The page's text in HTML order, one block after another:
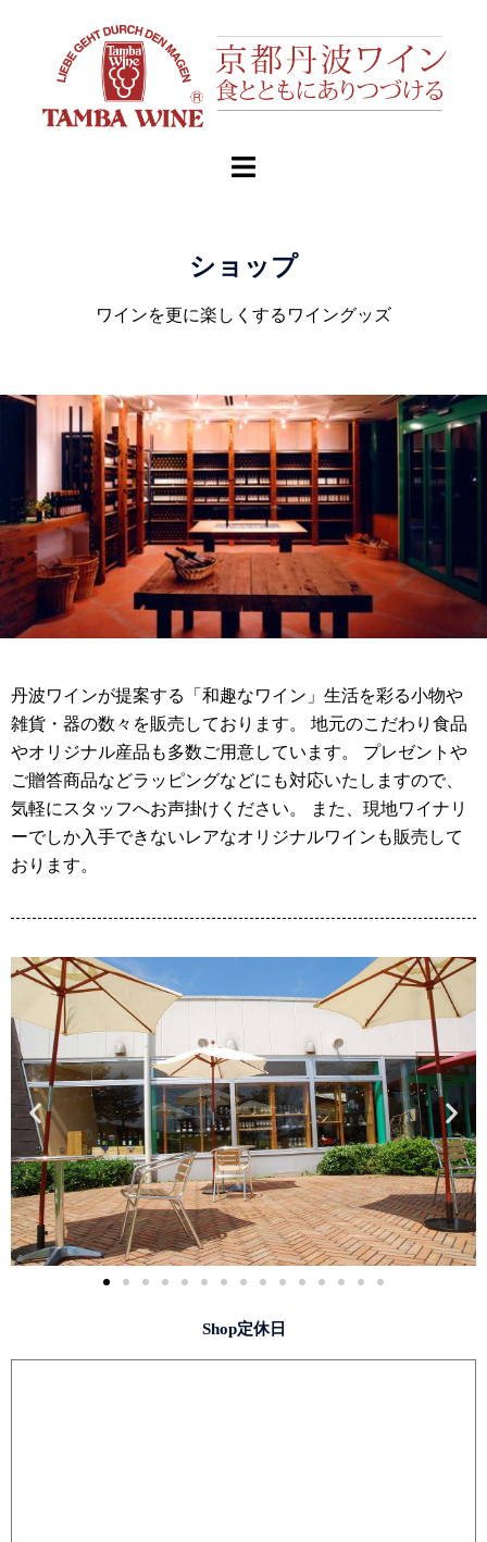
ショップ
ワインを更に楽しくするワイングッズ
丹波ワインが提案する「和趣なワイン」生活を彩る小物や
雑貨・器の数々を販売しております。 地元のこだわり食品
やオリジナル産品も多数ご用意しています。 プレゼントや
ご贈答商品などラッピングなどにも対応いたしますので、
気軽にスタッフへお声掛けください。 また、現地ワイナリ
ーでしか入手できないレアなオリジナルワインも販売して
おります。
Shop定休日